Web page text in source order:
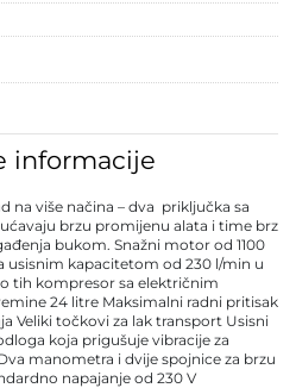
informacije
na više načina – dva priključka sa
brzu promijenu alata i time brz
bukom. Snažni motor od 1100
usisnim kapacitetom od 230 l/min u
tih kompresor sa električnim
24 litre Maksimalni radni pritisak
Veliki točkovi za lak transport Usisni
koja prigušuje vibracije za
manometra i dvije spojnice za brzu
napajanje od 230 V